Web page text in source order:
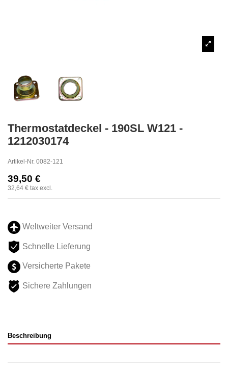
Thermostatdeckel - 190SL W121 -
1212030174
Artikel-Nr. 0082-121
39,50 €
32,64 € tax excl.
Weltweiter Versand
Schnelle Lieferung
Versicherte Pakete
Sichere Zahlungen
Beschreibung